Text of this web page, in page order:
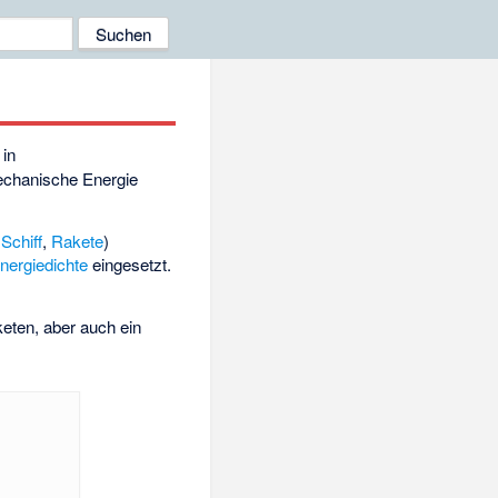
in
Energie
Schiff, Rakete)
eingesetzt.
aber auch ein